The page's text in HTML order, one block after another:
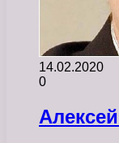
14.02.2020
0